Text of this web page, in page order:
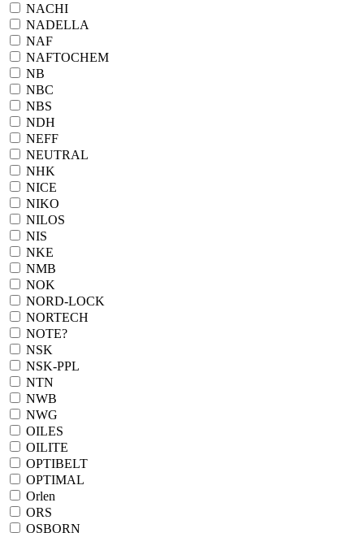
NACHI
NADELLA
NAF
NAFTOCHEM
NB
NBC
NBS
NDH
NEFF
NEUTRAL
NHK
NICE
NIKO
NILOS
NIS
NKE
NMB
NOK
NORD-LOCK
NORTECH
NOTE?
NSK
NSK-PPL
NTN
NWB
NWG
OILES
OILITE
OPTIBELT
OPTIMAL
Orlen
ORS
OSBORN